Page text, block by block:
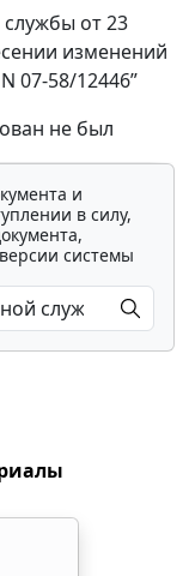
от 23
изменений
07-58/12446”
не был
и
в силу,
системы